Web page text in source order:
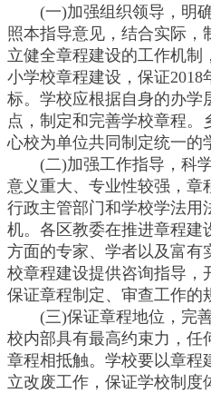
(一)加强组织领导，明确
照本指导意见，结合实际，
立健全章程建设的工作机制
小学校章程建设，保证2018
标。学校应根据自身的办学
点，制定和完善学校章程。
心校为单位共同制定统一的
(二)加强工作指导，科学
意义重大、专业性较强，章
行政主管部门和学校学法用
机。各区教委在推进章程建
方面的专家、学者以及富有
校章程建设提供咨询指导，
保证章程制定、审查工作的
(三)保证章程地位，完善
校内部具有最高约束力，任
章程相抵触。学校要以章程
立改废工作，保证学校制度